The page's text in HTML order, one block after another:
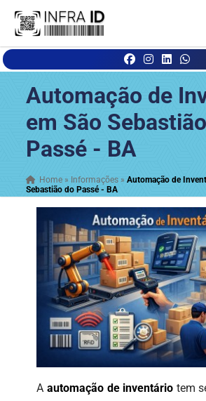
Automação de
em São
Passé - BA
Home » Informações »Automação de
Sebastião do Passé - BA
Aautomação de inventário tem